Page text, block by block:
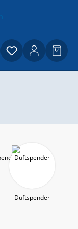
Du hast 0
Duftspender